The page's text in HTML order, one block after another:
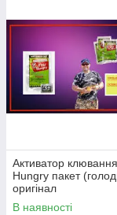
Активатор
Hungry пакет
оригінал
В наявності